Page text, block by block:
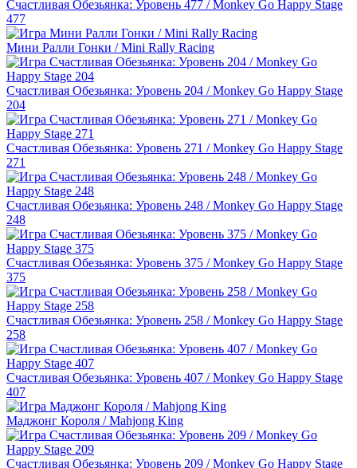
Счастливая Обезьянка: Уровень 477 / Monkey Go Happy Stage
477
Мини Ралли Гонки / Mini Rally Racing
Счастливая Обезьянка: Уровень 204 / Monkey Go Happy Stage
204
Счастливая Обезьянка: Уровень 271 / Monkey Go Happy Stage
271
Счастливая Обезьянка: Уровень 248 / Monkey Go Happy Stage
248
Счастливая Обезьянка: Уровень 375 / Monkey Go Happy Stage
375
Счастливая Обезьянка: Уровень 258 / Monkey Go Happy Stage
258
Счастливая Обезьянка: Уровень 407 / Monkey Go Happy Stage
407
Маджонг Короля / Mahjong King
Счастливая Обезьянка: Уровень 209 / Monkey Go Happy Stage